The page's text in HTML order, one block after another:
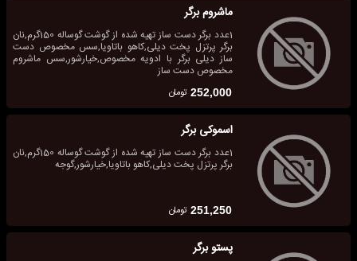
ماشروم برگر
1عدد برگر دست ساز تهیه شده از گوشت گوساله 150گرم,نان
برگر پرتزل پخت دیلی,کاهو باتاویا,سس مخصوص دست
ساز دیلی برگر با ادویه مخصوص,خیارشور,سس ماشروم
مخصوص دست ساز
252,000 تومان
اسموکی برگر
1عدد برگر دست ساز تهیه شده از گوشت گوساله 150گرم,نان
برگر پرتزل پخت دیلی,کاهو باتاویا,خیارشور,گوجه
251,250 تومان
پستو برگر